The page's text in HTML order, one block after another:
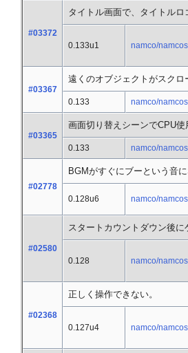
#03372
タイトル画面で、タイトルロ
0.133u1 namco/
#03367
遠くのオブジェクトがスク
0.133 namco/
#03365
画面切り替えシーンでCPU使
0.133 namco/
#02778
BGMがすぐにブーという音に
0.128u6 namco/
#02580
スタートカウントダウン後に
0.128 namco/
#02368
正しく操作できない。
0.127u4 namco/